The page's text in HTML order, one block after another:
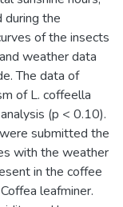
during the
of the insects
weather data
The data of
of L. coffeella
(p < 0.10).
submitted the
with the weather
in the coffee
leafminer.